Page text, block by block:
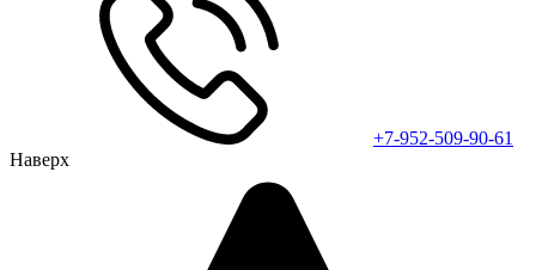
+7-952-509-90-61
Наверх